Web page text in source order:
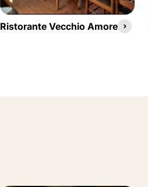
Ristorante Vecchio Amore